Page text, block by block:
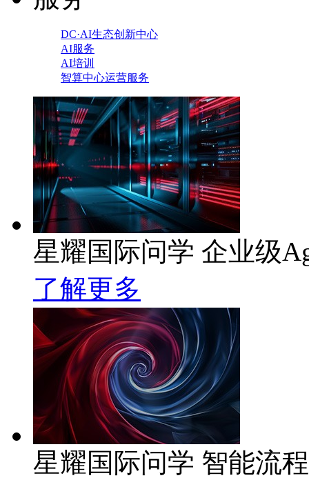
DC·AI生态创新中心
AI服务
AI培训
智算中心运营服务
星耀国际问学 企业级
了解更多
星耀国际问学 智能流